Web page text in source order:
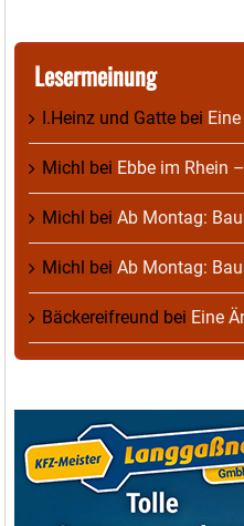
Lesermeinung
I.Heinz und Gatte bei
Michl bei Ebbe im Rhein
Michl bei Ab Montag:
Michl bei Ab Montag:
Bäckereifreund bei Eine